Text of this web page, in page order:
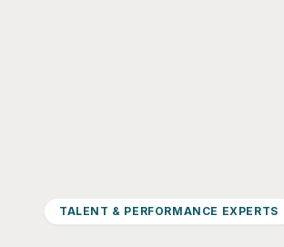
TALENT & PERFORMANCE EXPERTS